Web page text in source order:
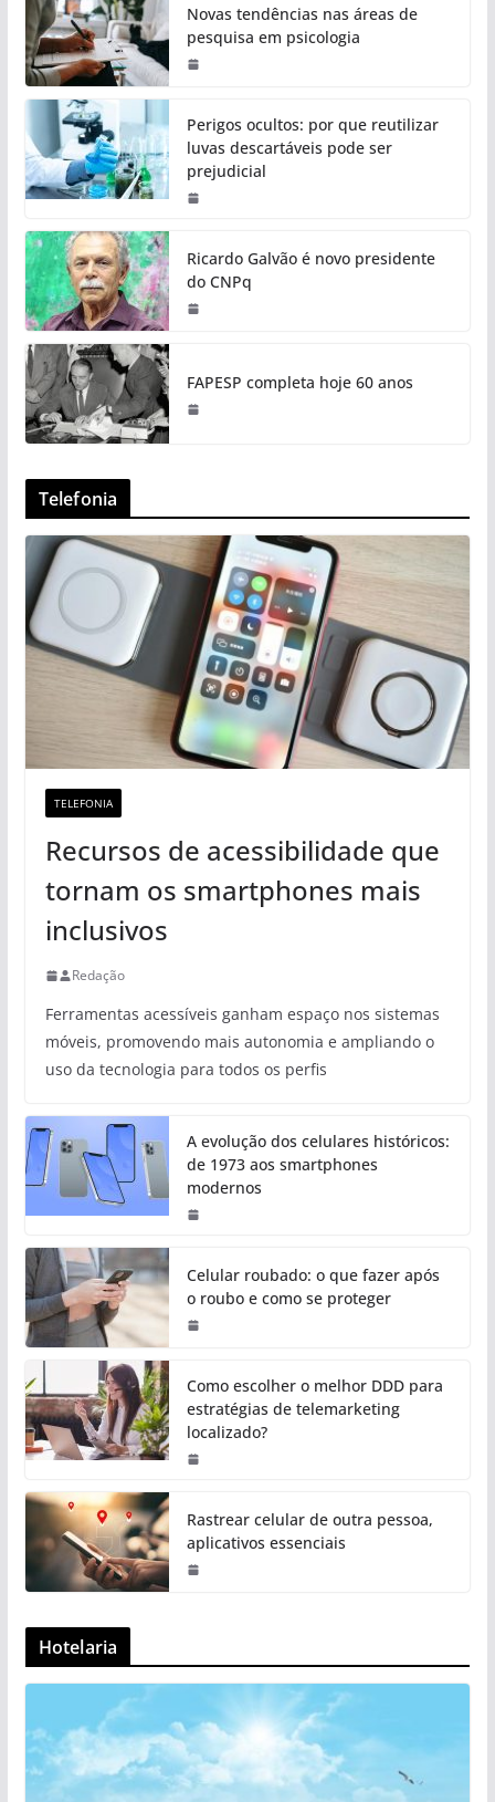
Novas tendências nas áreas de
pesquisa em psicologia
Perigos ocultos: por que reutilizar
luvas descartáveis pode ser
prejudicial
Ricardo Galvão é novo presidente
do CNPq
FAPESP completa hoje 60 anos
Telefonia
TELEFONIA
Recursos de acessibilidade que
tornam os smartphones mais
inclusivos
Redação
Ferramentas acessíveis ganham espaço nos sistemas
móveis, promovendo mais autonomia e ampliando o
uso da tecnologia para todos os perfis
A evolução dos celulares históricos:
de 1973 aos smartphones
modernos
Celular roubado: o que fazer após
o roubo e como se proteger
Como escolher o melhor DDD para
estratégias de telemarketing
localizado?
Rastrear celular de outra pessoa,
aplicativos essenciais
Hotelaria